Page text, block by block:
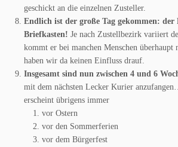
geschickt an die einzelnen Zusteller.
Endlich ist der große Tag gekommen:
Briefkasten! Je nach Zustellbezirk variiert
kommt er bei manchen Menschen überhaupt
haben wir da keinen Einfluss drauf.
Insgesamt sind nun zwischen 4 und 6
mit dem nächsten Lecker Kurier
erscheint übrigens immer
vor Ostern
vor den Sommerferien
vor dem Bürgerfest